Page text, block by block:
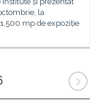
la
mp de expoziție